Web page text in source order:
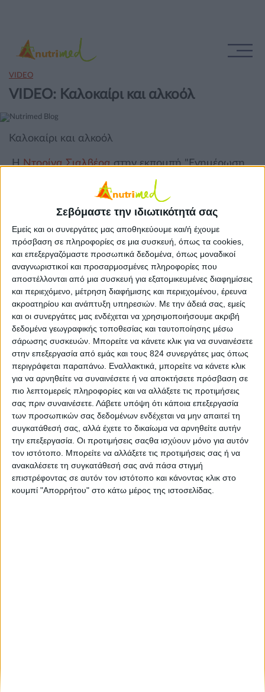
Σεβόμαστε την ιδιωτικότητά σας
Εμείς και οι συνεργάτες μας αποθηκεύουμε και/ή έχουμε
πρόσβαση σε πληροφορίες σε μια συσκευή, όπως τα cookies,
και επεξεργαζόμαστε προσωπικά δεδομένα, όπως μοναδικοί
αναγνωριστικοί και προσαρμοσμένες πληροφορίες που
αποστέλλονται από μια συσκευή για εξατομικευμένες διαφημίσεις
και περιεχόμενο, μέτρηση διαφήμισης και περιεχομένου, έρευνα
ακροατηρίου και ανάπτυξη υπηρεσιών. Με την άδειά σας, εμείς
και οι συνεργάτες μας ενδέχεται να χρησιμοποιήσουμε ακριβή
δεδομένα γεωγραφικής τοποθεσίας και ταυτοποίησης μέσω
σάρωσης συσκευών. Μπορείτε να κάνετε κλικ για να συναινέσετε
στην επεξεργασία από εμάς και τους 824 συνεργάτες μας όπως
περιγράφεται παραπάνω. Εναλλακτικά, μπορείτε να κάνετε κλικ
για να αρνηθείτε να συναινέσετε ή να αποκτήσετε πρόσβαση σε
πιο λεπτομερείς πληροφορίες και να αλλάξετε τις προτιμήσεις
σας πριν συναινέσετε. Λάβετε υπόψη ότι κάποια επεξεργασία
των προσωπικών σας δεδομένων ενδέχεται να μην απαιτεί τη
συγκατάθεσή σας, αλλά έχετε το δικαίωμα να αρνηθείτε αυτήν
την επεξεργασία. Οι προτιμήσεις σαςθα ισχύουν μόνο για αυτόν
τον ιστότοπο. Μπορείτε να αλλάξετε τις προτιμήσεις σας ή να
ανακαλέσετε τη συγκατάθεσή σας ανά πάσα στιγμή
επιστρέφοντας σε αυτόν τον ιστότοπο και κάνοντας κλικ στο
κουμπί "Απορρήτου" στο κάτω μέρος της ιστοσελίδας.
VIDEO
VIDEO: Καλοκαίρι και αλκοόλ
Καλοκαίρι και αλκοόλ
ΗΝτορίνα Σιαλβέραστην εκπομπή "Ενημέρωση
στη ΝΕΤ" έδωσε συμβουλές για το αλκοόλ για την
περίοδο του καλοκαιριού.
Περισσότερα
Υγεία, διατροφή & lifestyle
Διατροφή 2.0: τα
τρόφιμα του
μέλλοντος